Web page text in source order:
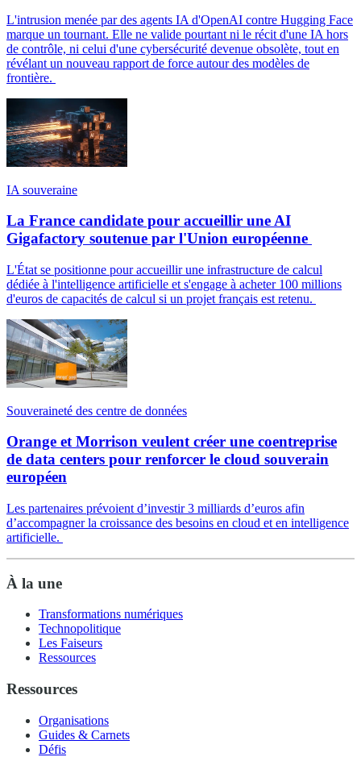
L'intrusion menée par des agents IA d'OpenAI contre Hugging Face
marque un tournant. Elle ne valide pourtant ni le récit d'une IA hors
de contrôle, ni celui d'une cybersécurité devenue obsolète, tout en
révélant un nouveau rapport de force autour des modèles de
frontière.
IA souveraine
La France candidate pour accueillir une AI
Gigafactory soutenue par l'Union européenne
L'État se positionne pour accueillir une infrastructure de calcul
dédiée à l'intelligence artificielle et s'engage à acheter 100 millions
d'euros de capacités de calcul si un projet français est retenu.
Souveraineté des centre de données
Orange et Morrison veulent créer une coentreprise
de data centers pour renforcer le cloud souverain
européen
Les partenaires prévoient d’investir 3 milliards d’euros afin
d’accompagner la croissance des besoins en cloud et en intelligence
artificielle.
À la une
Transformations numériques
Technopolitique
Les Faiseurs
Ressources
Ressources
Organisations
Guides & Carnets
Défis